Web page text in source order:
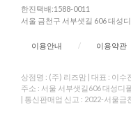
한진택배:1588-0011
서울 금천구 서부샛길 606 대성
이용안내 / 이용약관
상점명 : (주) 리즈맘 대표 : 이수
주소 : 서울 서부샛길606 대성디
통신판매업 신고 : 2022-서울금